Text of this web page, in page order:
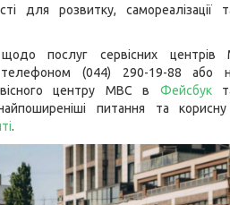
для розвитку, самореалізації
щодо послуг сервісних
(044) 290-19-88 або
центру МВС в Фейсбук
питання та
.